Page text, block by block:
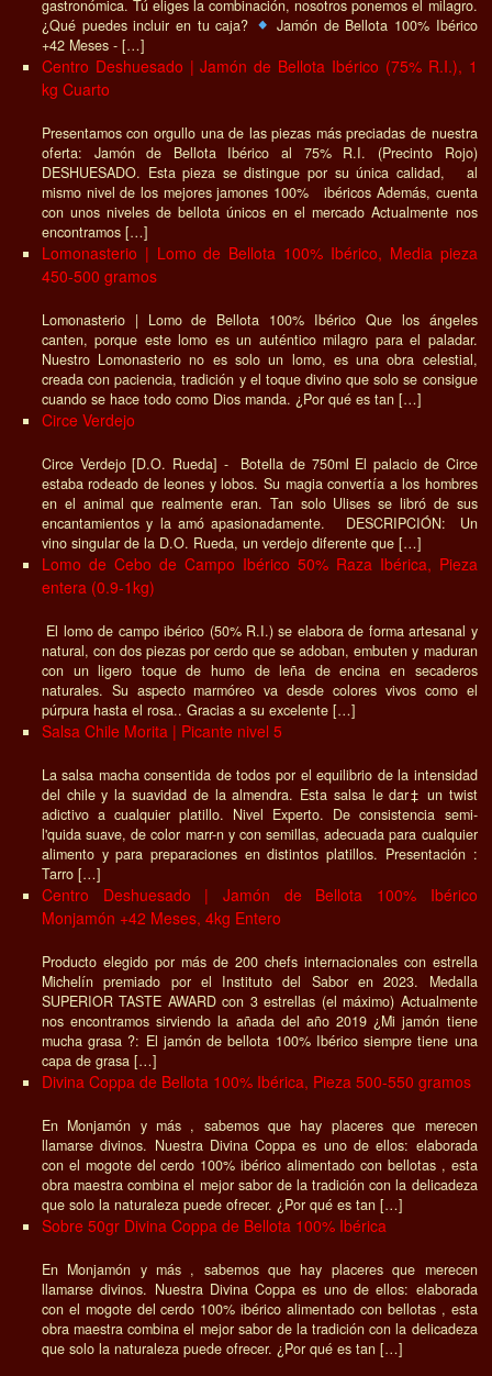
gastronómica. Tú eliges la combinación, nosotros ponemos el milagro.
¿Qué puedes incluir en tu caja?
Jamón de Bellota 100% Ibérico
+42 Meses - […]
Centro Deshuesado | Jamón de Bellota Ibérico (75% R.I.), 1
kg Cuarto
Presentamos con orgullo una de las piezas más preciadas de nuestra
oferta: Jamón de Bellota Ibérico al 75% R.I. (Precinto Rojo)
DESHUESADO. Esta pieza se distingue por su única calidad, al
mismo nivel de los mejores jamones 100% ibéricos Además, cuenta
con unos niveles de bellota únicos en el mercado Actualmente nos
encontramos […]
Lomonasterio | Lomo de Bellota 100% Ibérico, Media pieza
450-500 gramos
Lomonasterio | Lomo de Bellota 100% Ibérico Que los ángeles
canten, porque este lomo es un auténtico milagro para el paladar.
Nuestro Lomonasterio no es solo un lomo, es una obra celestial,
creada con paciencia, tradición y el toque divino que solo se consigue
cuando se hace todo como Dios manda. ¿Por qué es tan […]
Circe Verdejo
Circe Verdejo [D.O. Rueda] - Botella de 750ml El palacio de Circe
estaba rodeado de leones y lobos. Su magia convertía a los hombres
en el animal que realmente eran. Tan solo Ulises se libró de sus
encantamientos y la amó apasionadamente. DESCRIPCIÓN: Un
vino singular de la D.O. Rueda, un verdejo diferente que […]
Lomo de Cebo de Campo Ibérico 50% Raza Ibérica, Pieza
entera (0.9-1kg)
El lomo de campo ibérico (50% R.I.) se elabora de forma artesanal y
natural, con dos piezas por cerdo que se adoban, embuten y maduran
con un ligero toque de humo de leña de encina en secaderos
naturales. Su aspecto marmóreo va desde colores vivos como el
púrpura hasta el rosa.. Gracias a su excelente […]
Salsa Chile Morita | Picante nivel 5
La salsa macha consentida de todos por el equilibrio de la intensidad
del chile y la suavidad de la almendra. Esta salsa le dar‡ un twist
adictivo a cualquier platillo. Nivel Experto. De consistencia semi-
l'quida suave, de color marr-n y con semillas, adecuada para cualquier
alimento y para preparaciones en distintos platillos. Presentación :
Tarro […]
Centro Deshuesado | Jamón de Bellota 100% Ibérico
Monjamón +42 Meses, 4kg Entero
Producto elegido por más de 200 chefs internacionales con estrella
Michelín premiado por el Instituto del Sabor en 2023. Medalla
SUPERIOR TASTE AWARD con 3 estrellas (el máximo) Actualmente
nos encontramos sirviendo la añada del año 2019 ¿Mi jamón tiene
mucha grasa ?: El jamón de bellota 100% Ibérico siempre tiene una
capa de grasa […]
Divina Coppa de Bellota 100% Ibérica, Pieza 500-550 gramos
En Monjamón y más , sabemos que hay placeres que merecen
llamarse divinos. Nuestra Divina Coppa es uno de ellos: elaborada
con el mogote del cerdo 100% ibérico alimentado con bellotas , esta
obra maestra combina el mejor sabor de la tradición con la delicadeza
que solo la naturaleza puede ofrecer. ¿Por qué es tan […]
Sobre 50gr Divina Coppa de Bellota 100% Ibérica
En Monjamón y más , sabemos que hay placeres que merecen
llamarse divinos. Nuestra Divina Coppa es uno de ellos: elaborada
con el mogote del cerdo 100% ibérico alimentado con bellotas , esta
obra maestra combina el mejor sabor de la tradición con la delicadeza
que solo la naturaleza puede ofrecer. ¿Por qué es tan […]